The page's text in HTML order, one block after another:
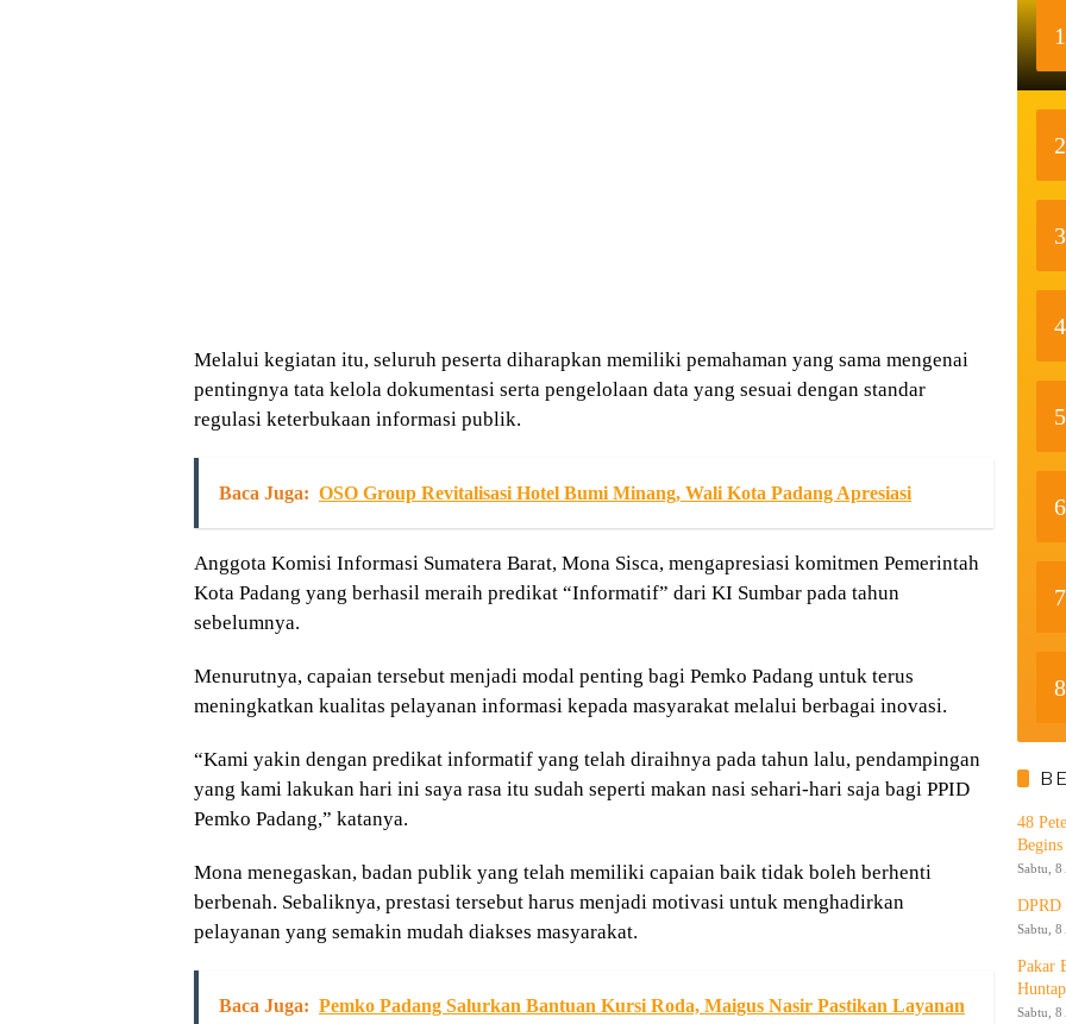
Melalui kegiatan itu, seluruh peserta diharapkan memiliki pemahaman yang sama mengenai
pentingnya tata kelola dokumentasi serta pengelolaan data yang sesuai dengan standar
regulasi keterbukaan informasi publik.
Baca Juga: OSO Group Revitalisasi Hotel Bumi Minang, Wali Kota Padang Apresiasi
Anggota Komisi Informasi Sumatera Barat, Mona Sisca, mengapresiasi komitmen Pemerintah
Kota Padang yang berhasil meraih predikat “Informatif” dari KI Sumbar pada tahun
sebelumnya.
Menurutnya, capaian tersebut menjadi modal penting bagi Pemko Padang untuk terus
meningkatkan kualitas pelayanan informasi kepada masyarakat melalui berbagai inovasi.
“Kami yakin dengan predikat informatif yang telah diraihnya pada tahun lalu, pendampingan
yang kami lakukan hari ini saya rasa itu sudah seperti makan nasi sehari-hari saja bagi PPID
Pemko Padang,” katanya.
Mona menegaskan, badan publik yang telah memiliki capaian baik tidak boleh berhenti
berbenah. Sebaliknya, prestasi tersebut harus menjadi motivasi untuk menghadirkan
pelayanan yang semakin mudah diakses masyarakat.
Baca Juga: Pemko Padang Salurkan Bantuan Kursi Roda, Maigus Nasir Pastikan Layanan
1
2
3
4
5
6
7
8
48
Sabtu, 8
DPRD
Sabtu, 8
Pakar
Sabtu, 8